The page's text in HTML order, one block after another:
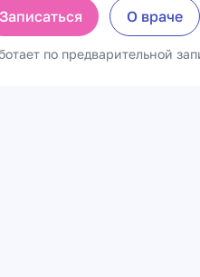
Записаться О враче
по предварительной